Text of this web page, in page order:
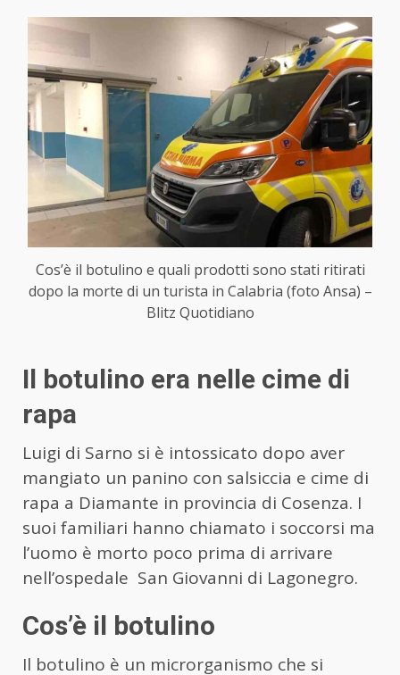
Cos’è il botulino e quali prodotti sono stati ritirati
dopo la morte di un turista in Calabria (foto Ansa) –
Blitz Quotidiano
Il botulino era nelle cime di
rapa
Luigi di Sarno si è intossicato dopo aver
mangiato un panino con salsiccia e cime di
rapa a Diamante in provincia di Cosenza. I
suoi familiari hanno chiamato i soccorsi ma
l’uomo è morto poco prima di arrivare
nell’ospedale San Giovanni di Lagonegro.
Cos’è il botulino
Il botulino è un microrganismo che si